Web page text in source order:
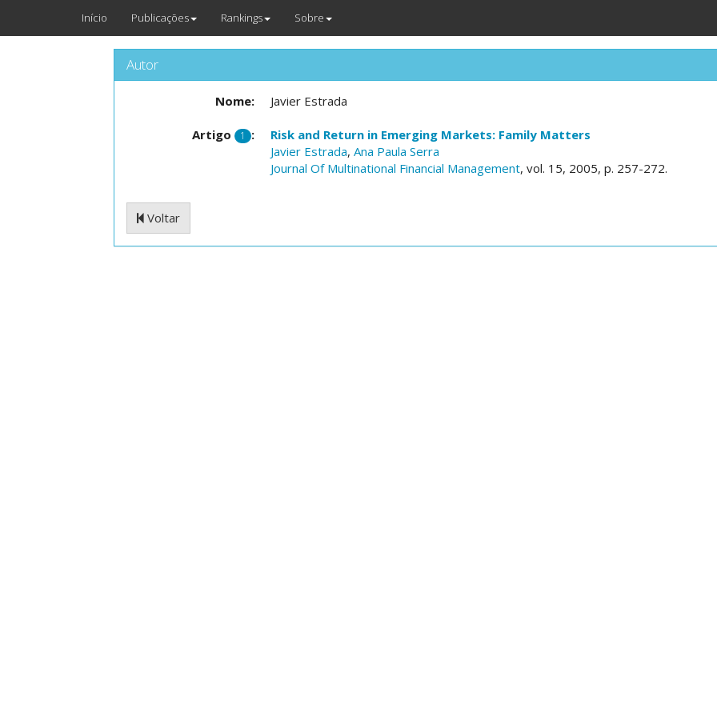
Início Publicações Rankings Sobre
Autor
Nome: Javier Estrada
Artigo 1 :
Risk and Return in Emerging Markets: Family Matters
Javier Estrada, Ana Paula Serra
Journal Of Multinational Financial Management, vol. 15, 2005, p. 257-272.
Voltar